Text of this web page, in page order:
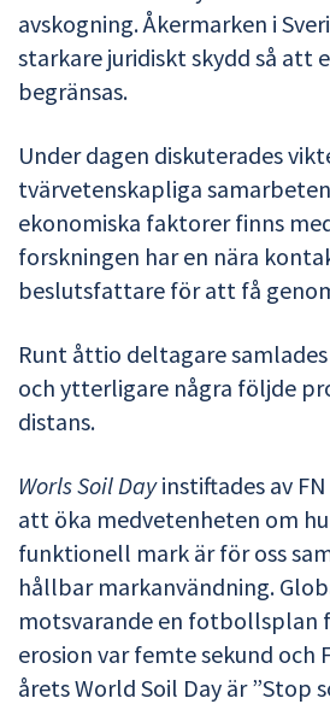
avskogning. Åkermarken i
starkare juridiskt skydd så att
begränsas.
Under dagen diskuterades
tvärvetenskapliga
ekonomiska faktorer finns
forskningen har en nära
beslutsfattare för att få
Runt åttio deltagare
och ytterligare några följde
distans.
Worls Soil Dayinstiftades av
att öka medvetenheten om
funktionell mark är för oss
hållbar markanvändning.
motsvarande en fotbollsplan
erosion var femte sekund och
årets World Soil Day är ”Stop